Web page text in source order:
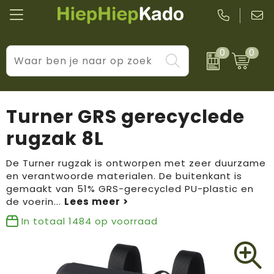
0 0
Kantoor & schrijfwaren
Wellness & verzorging
Tassen & reizen
Huis, tuin & keuken
Kleding & accessoires
Sport & vrije tijd
Levensstijl
Prijs & impact
BIC
Brandflavours
Camelbak
LogoSeat
Turner GRS gerecyclede
rugzak 8L
De Turner rugzak is ontworpen met zeer duurzame
en verantwoorde materialen. De buitenkant is
gemaakt van 51% GRS-gerecycled PU-plastic en
de voerin...
In totaal 1484 op voorraad